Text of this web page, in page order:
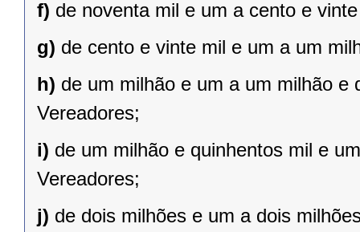
f) de noventa mil e um a cento e
g) de cento e vinte mil e um a um
h) de um milhão e um a um milhão e
Vereadores;
i) de um milhão e quinhentos mil e
Vereadores;
j) de dois milhões e um a dois